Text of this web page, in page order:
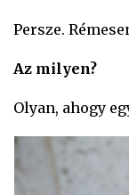
Persze.
Az milyen?
Olyan, ahogy